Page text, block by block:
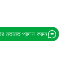
মতামত প্রদান করুন